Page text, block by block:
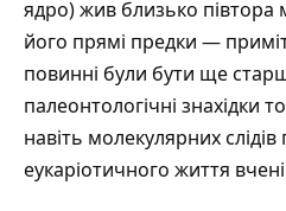
ядро) жив близько півтора
його прямі предки —
повинні були бути ще
палеонтологічні знахідки
навіть молекулярних слідів
еукаріотичного життя